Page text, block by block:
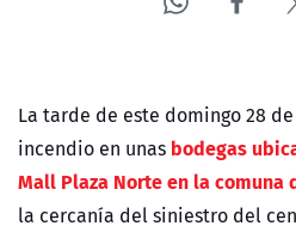
La tarde de este domingo 28
incendio en unas bodegas
Mall Plaza Norte en la comuna
la cercanía del siniestro del